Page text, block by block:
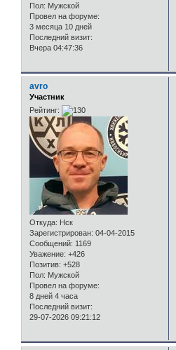
Пол: Мужской
Провел на форуме:
3 месяца 10 дней
Последний визит:
Вчера 04:47:36
avro
Участник
Рейтинг:
Откуда: Нск
Зарегистрирован: 04-04-2015
Сообщений: 1169
Уважение: +426
Позитив: +528
Пол: Мужской
Провел на форуме:
8 дней 4 часа
Последний визит:
29-07-2026 09:21:12